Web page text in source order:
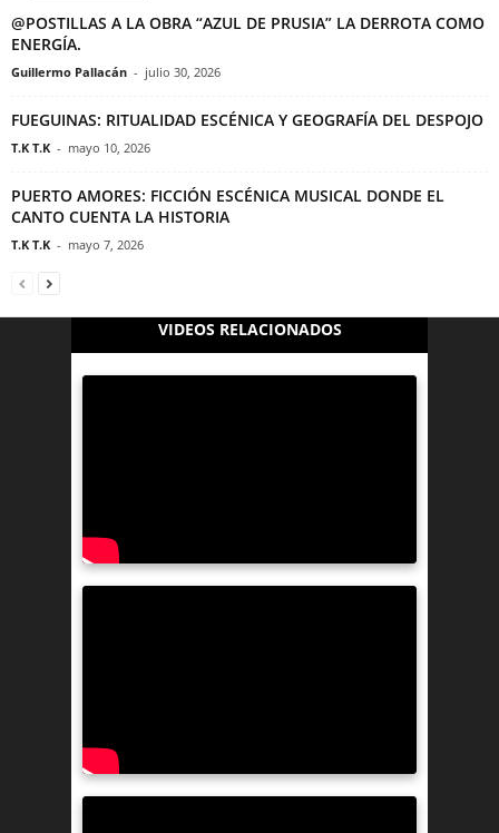
@POSTILLAS A LA OBRA “AZUL DE PRUSIA” LA DERROTA COMO
ENERGÍA.
Guillermo Pallacán - julio 30, 2026
FUEGUINAS: RITUALIDAD ESCÉNICA Y GEOGRAFÍA DEL DESPOJO
T.K T.K - mayo 10, 2026
PUERTO AMORES: FICCIÓN ESCÉNICA MUSICAL DONDE EL
CANTO CUENTA LA HISTORIA
T.K T.K - mayo 7, 2026
VIDEOS RELACIONADOS